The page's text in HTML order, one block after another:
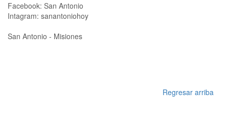
Facebook: San Antonio
Intagram: sanantoniohoy
San Antonio - Misiones
Regresar arriba